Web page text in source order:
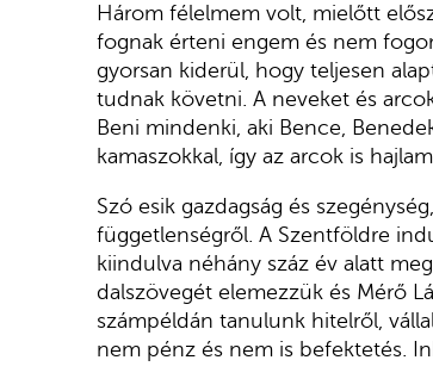
Három félelmem volt, mielőtt
fognak érteni engem és nem
gyorsan kiderül, hogy teljesen
tudnak követni. A neveket és
Beni mindenki, aki Bence,
kamaszokkal, így az arcok is
Szó esik gazdagság és
függetlenségről. A Szentföldre
kiindulva néhány száz év alatt
dalszövegét elemezzük és Mérő
számpéldán tanulunk hitelről,
nem pénz és nem is befektetés.